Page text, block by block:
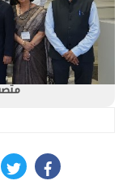
facebook